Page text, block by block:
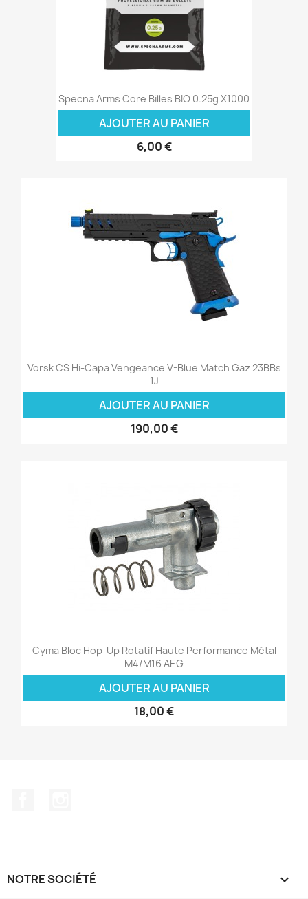
Specna Arms Core Billes BIO 0.25g X1000
AJOUTER AU PANIER
6,00 €
Vorsk CS Hi-Capa Vengeance V-Blue Match Gaz 23BBs
1J
AJOUTER AU PANIER
190,00 €
Cyma Bloc Hop-Up Rotatif Haute Performance Métal
M4/M16 AEG
AJOUTER AU PANIER
18,00 €
NOTRE SOCIÉTÉ 